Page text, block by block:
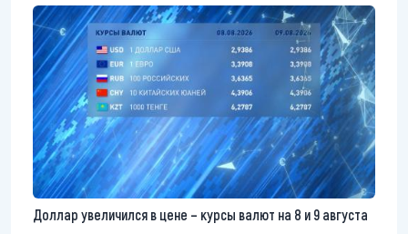
Доллар увеличился в цене – курсы валют на 8 и 9 августа